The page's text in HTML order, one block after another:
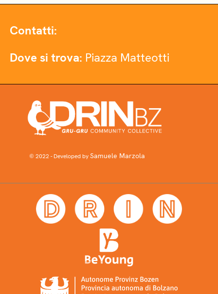
Contatti:
Dove si trova: Piazza Matteotti
© 2022 - Developed bySamuele Marzola